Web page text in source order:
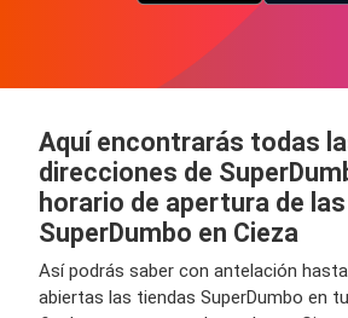
Aquí encontrarás todas
direcciones de
horario de apertura de
SuperDumbo en Cieza
Así podrás saber con antelación
abiertas las tiendas SuperDumbo en